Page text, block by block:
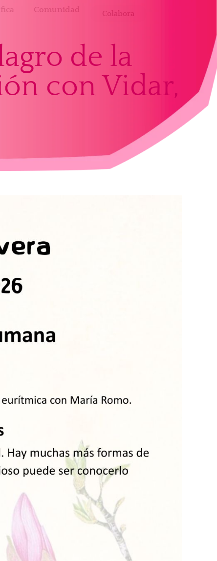
Comunidad Colabora
de la
con Vidar,